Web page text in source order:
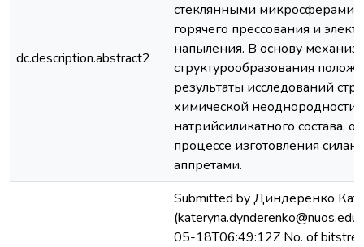
dc.description.abstract2
стеклянными микросферами,
горячего прессования и
напыления. В основу
структурообразования
результаты исследований
химической
натрийсиликатного состава,
процессе изготовления
аппретами.
Submitted by Диндеренко
05-18T06:49:12Z No. of